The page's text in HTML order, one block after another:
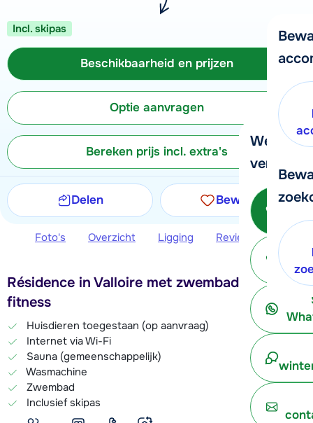
We
verder!
Incl. skipas
Beschikbaarheid en prijzen
Optie aanvragen
Bereken prijs incl. extra's
Delen Bewaren
Foto's Overzicht Ligging Reviews
Résidence in Valloire met zwembad, sauna en
fitness
Huisdieren toegestaan (op aanvraag)
Internet via Wi-Fi
Sauna (gemeenschappelijk)
Wasmachine
Zwembad
Inclusief skipas